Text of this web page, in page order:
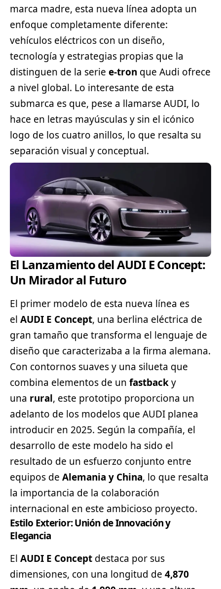
marca madre, esta nueva línea adopta un
enfoque completamente diferente:
vehículos eléctricos con un diseño,
tecnología y estrategias propias que la
distinguen de la serie e-tron que Audi ofrece
a nivel global. Lo interesante de esta
submarca es que, pese a llamarse AUDI, lo
hace en letras mayúsculas y sin el icónico
logo de los cuatro anillos, lo que resalta su
separación visual y conceptual.
El Lanzamiento del AUDI E Concept:
Un Mirador al Futuro
El primer modelo de esta nueva línea es
el AUDI E Concept, una berlina eléctrica de
gran tamaño que transforma el lenguaje de
diseño que caracterizaba a la firma alemana.
Con contornos suaves y una silueta que
combina elementos de un fastbacky
una rural, este prototipo proporciona un
adelanto de los modelos que AUDI planea
introducir en 2025. Según la compañía, el
desarrollo de este modelo ha sido el
resultado de un esfuerzo conjunto entre
equipos de Alemania y China, lo que resalta
la importancia de la colaboración
internacional en este ambicioso proyecto.
Estilo Exterior: Unión de Innovación y
Elegancia
El AUDI E Concept destaca por sus
dimensiones, con una longitud de 4,870